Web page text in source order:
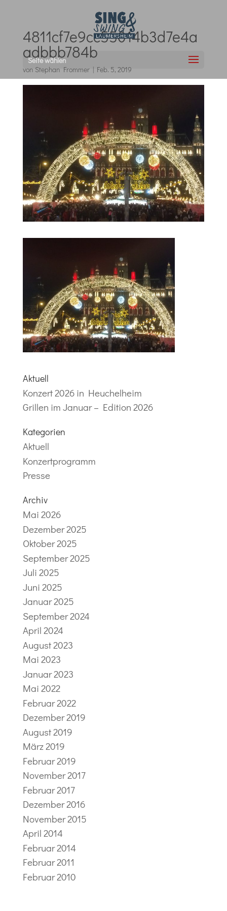
Seite wählen
4811cf7e9cc55014b3d7e4a
adbbb784b
von Stephan Frommer| Feb. 5, 2019
Aktuell
Konzert 2026 in Heuchelheim
Grillen im Januar – Edition 2026
Kategorien
Aktuell
Konzertprogramm
Presse
Archiv
Mai 2026
Dezember 2025
Oktober 2025
September 2025
Juli 2025
Juni 2025
Januar 2025
September 2024
April 2024
August 2023
Mai 2023
Januar 2023
Mai 2022
Februar 2022
Dezember 2019
August 2019
März 2019
Februar 2019
November 2017
Februar 2017
Dezember 2016
November 2015
April 2014
Februar 2014
Februar 2011
Februar 2010